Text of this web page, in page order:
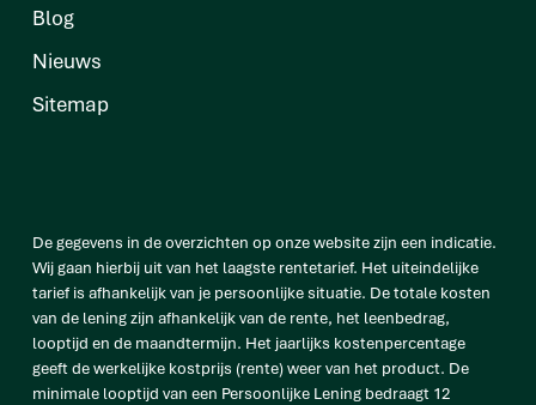
Blog
Nieuws
Sitemap
De gegevens in de overzichten op onze website zijn een indicatie.
Wij gaan hierbij uit van het laagste rentetarief. Het uiteindelijke
tarief is afhankelijk van je persoonlijke situatie. De totale kosten
van de lening zijn afhankelijk van de rente, het leenbedrag,
looptijd en de maandtermijn. Het jaarlijks kostenpercentage
geeft de werkelijke kostprijs (rente) weer van het product. De
minimale looptijd van een Persoonlijke Lening bedraagt 12